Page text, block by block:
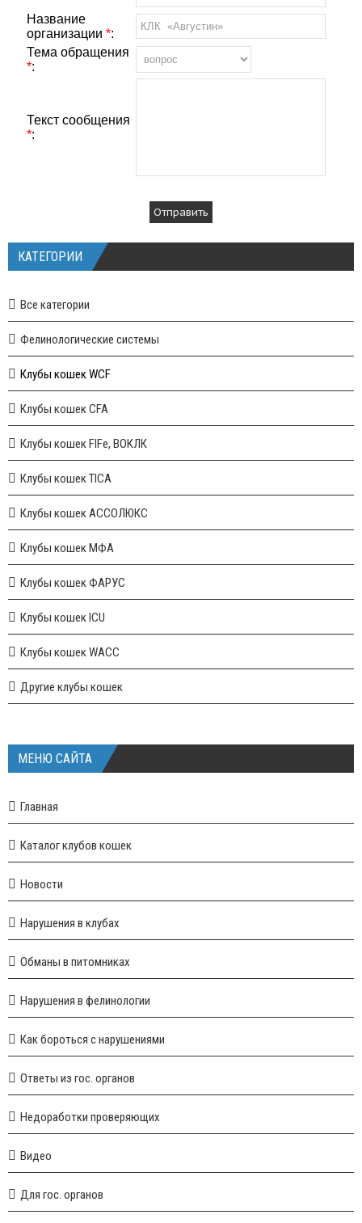
Название
организации *:
Тема обращения
*:
Текст сообщения
*:
КАТЕГОРИИ
Все категории
Фелинологические системы
Клубы кошек WCF
Клубы кошек CFA
Клубы кошек FIFe, ВОКЛК
Клубы кошек TICA
Клубы кошек АССОЛЮКС
Клубы кошек МФА
Клубы кошек ФАРУС
Клубы кошек ICU
Клубы кошек WACC
Другие клубы кошек
МЕНЮ САЙТА
Главная
Каталог клубов кошек
Новости
Нарушения в клубах
Обманы в питомниках
Нарушения в фелинологии
Как бороться с нарушениями
Ответы из гос. органов
Недоработки проверяющих
Видео
Для гос. органов